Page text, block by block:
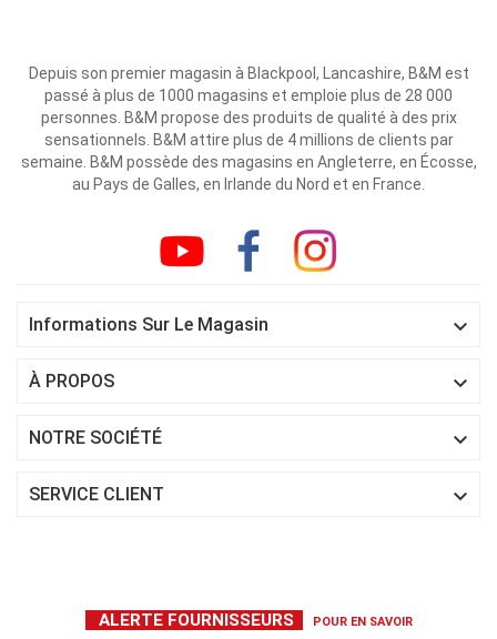
Depuis son premier magasin à Blackpool, Lancashire, B&M est
passé à plus de 1000 magasins et emploie plus de 28 000
personnes. B&M propose des produits de qualité à des prix
sensationnels. B&M attire plus de 4 millions de clients par
semaine. B&M possède des magasins en Angleterre, en Écosse,
au Pays de Galles, en Irlande du Nord et en France.
Informations Sur Le Magasin 
À PROPOS 
NOTRE SOCIÉTÉ 
SERVICE CLIENT 
ALERTE FOURNISSEURS POUR EN SAVOIR